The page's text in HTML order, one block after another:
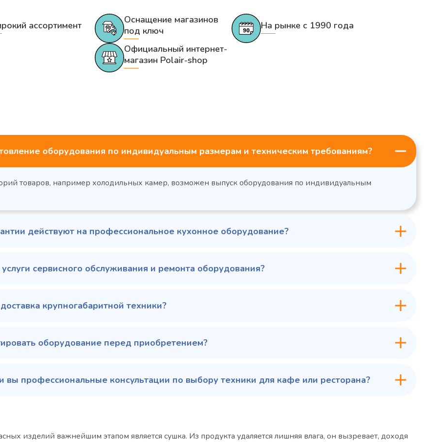
ассортимент
Оснащение магазинов
под ключ
На рынке с 1990 года
Официальный интернет-
магазин Polair-shop
оборудования по индивидуальным размерам и техническим требованиям?
товаров, например холодильных камер, возможен выпуск оборудования по индивидуальным
действуют на профессиональное кухонное оборудование?
сервисного обслуживания и ремонта оборудования?
крупногабаритной техники?
оборудование перед приобретением?
вы профессиональные консультации по выбору техники для кафе или ресторана?
изделий важнейшим этапом является сушка. Из продукта удаляется лишняя влага, он вызревает, доходя